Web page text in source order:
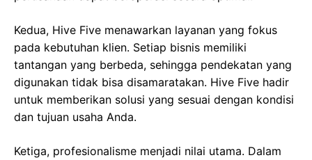
Kedua, Hive Five menawarkan layanan yang fokus
pada kebutuhan klien. Setiap bisnis memiliki
tantangan yang berbeda, sehingga pendekatan yang
digunakan tidak bisa disamaratakan. Hive Five hadir
untuk memberikan solusi yang sesuai dengan kondisi
dan tujuan usaha Anda.
Ketiga, profesionalisme menjadi nilai utama. Dalam